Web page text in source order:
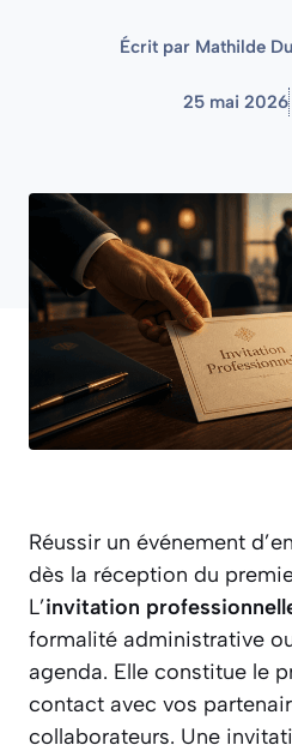
Écrit par Mathilde
25 mai 2026
Réussir un événement
dès la réception du
L’invitation
formalité administrative
agenda. Elle constitue le
contact avec vos
collaborateurs. Une